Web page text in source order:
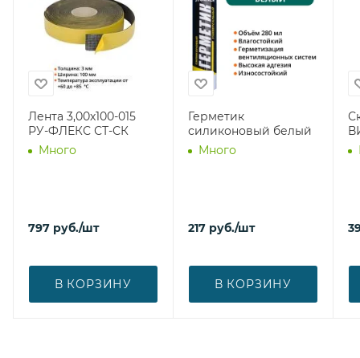
Лента 3,00х100-015
РУ-ФЛЕКС СТ-СК
Много
797 руб./шт
В КОРЗИНУ
Герметик
силиконовый белый
Много
217 руб./шт
В КОРЗИНУ